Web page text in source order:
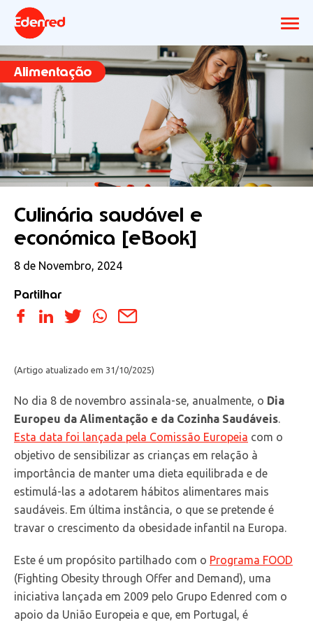
Alimentação
Culinária saudável e
económica [eBook]
8 de Novembro, 2024
Partilhar
(Artigo atualizado em 31/10/2025)
No dia 8 de novembro assinala-se, anualmente, o Dia
Europeu da Alimentação e da Cozinha Saudáveis
Esta data foi lançada pela Comissão Europeia com o
objetivo de sensibilizar as crianças em relação à
importância de manter uma dieta equilibrada e de
estimulá-las a adotarem hábitos alimentares mais
saudáveis. Em última instância, o que se pretende é
travar o crescimento da obesidade infantil na Europa.
Este é um propósito partilhado com o Programa FOOD
(Fighting Obesity through Offer and Demand), uma
iniciativa lançada em 2009 pelo Grupo Edenred com o
apoio da União Europeia e que, em Portugal, é